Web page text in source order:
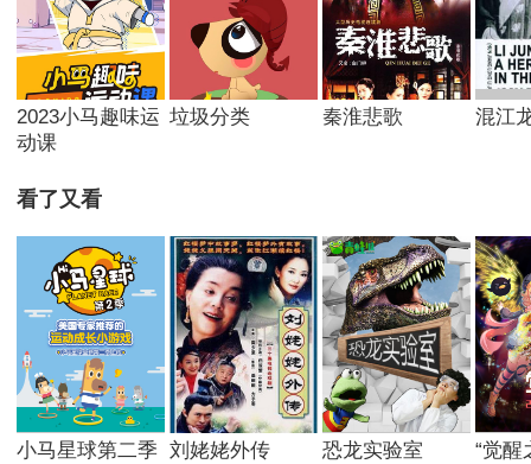
2023小马趣味运
动课
垃圾分类 秦淮悲歌 混江
看了又看
小马星球第二季 刘姥姥外传 恐龙实验室
“觉醒